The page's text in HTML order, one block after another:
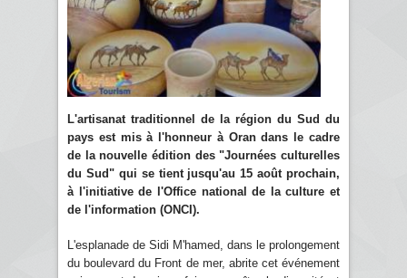
L'artisanat traditionnel de la région du Sud du
pays est mis à l'honneur à Oran dans le cadre
de la nouvelle édition des "Journées culturelles
du Sud" qui se tient jusqu'au 15 août prochain,
à l'initiative de l'Office national de la culture et
de l'information (ONCI).
L'esplanade de Sidi M'hamed, dans le prolongement
du boulevard du Front de mer, abrite cet événement